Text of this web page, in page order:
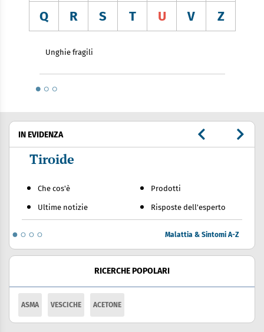
Q
R S T U V Z
Unghie fragili
IN EVIDENZA
Tiroide
Che cos'è
Ultime notizie
Prodotti
Risposte dell'esperto
Malattia & Sintomi A-Z
RICERCHE POPOLARI
ASMA VESCICHE ACETONE